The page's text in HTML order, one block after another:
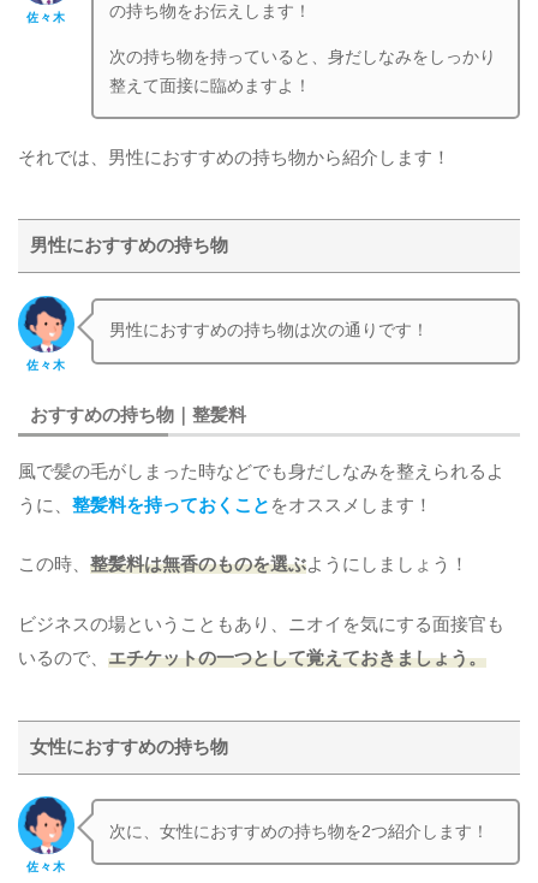
佐々木
の持ち物をお伝えします！
次の持ち物を持っていると、身だしなみをしっかり
整えて面接に臨めますよ！
それでは、男性におすすめの持ち物から紹介します！
男性におすすめの持ち物
佐々木
男性におすすめの持ち物は次の通りです！
おすすめの持ち物｜整髪料
風で髪の毛がしまった時などでも身だしなみを整えられるよ
うに、 整髪料を持っておくこと をオススメします！
この時、 整髪料は無香のものを選ぶようにしましょう！
ビジネスの場ということもあり、ニオイを気にする面接官も
いるので、 エチケットの一つとして覚えておきましょう。
女性におすすめの持ち物
佐々木
次に、女性におすすめの持ち物を2つ紹介します！